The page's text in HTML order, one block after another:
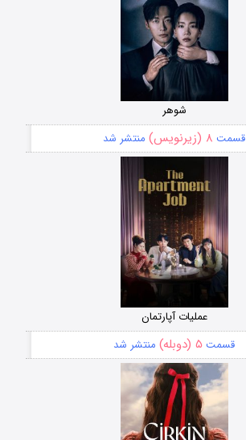
شوهر
قسمت ۸ (زیرنویس) منتشر شد
عملیات آپارتمان
قسمت ۵ (دوبله) منتشر شد